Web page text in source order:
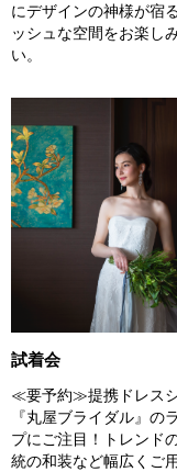
にデザインの神様が宿
ッシュな空間をお楽し
い。
試着会
≪要予約≫提携ドレス
『丸屋ブライダル』の
プにご注目！トレンド
統の和装など幅広くご